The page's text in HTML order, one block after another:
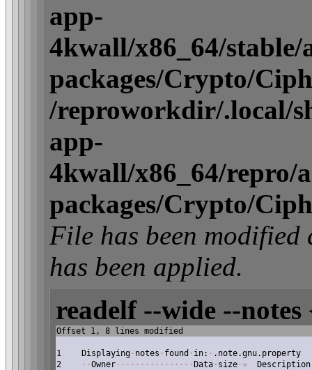
app-
4kwall/x86_64/
packages/Crypto/
/reproworkdir/.local/
app-
4kwall/x86_64/repro/
packages/Crypto/
File has been
has been applied.
readelf --wide --notes
Offset 1, 8 lines modified
1 Displaying · notes · found · in: · .note.gnu.property
2
· ·Owner · · · · · · · · · · · · · · · · Data · size · » Description